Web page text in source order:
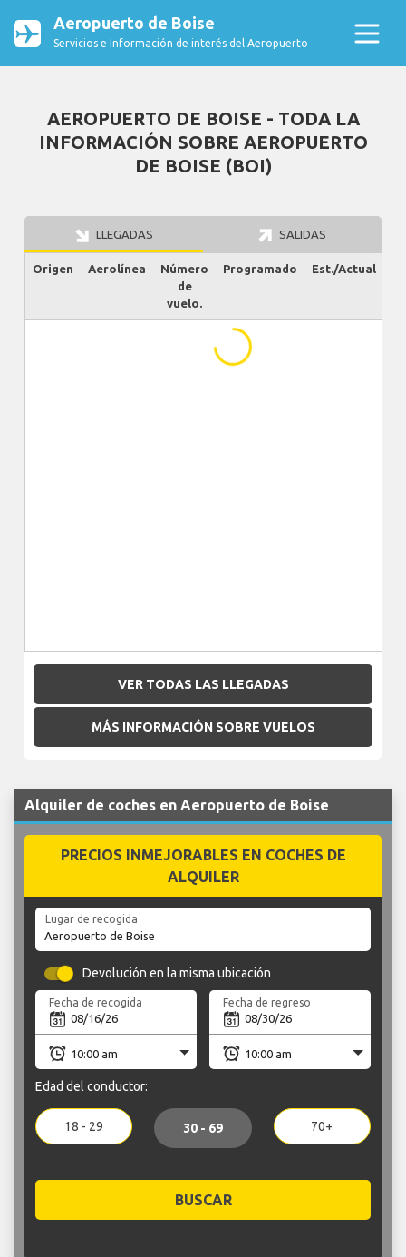
Aeropuerto de Boise
Servicios e Información de interés del Aeropuerto
AEROPUERTO DE BOISE - TODA LA
INFORMACIÓN SOBRE AEROPUERTO
DE BOISE (BOI)
LLEGADAS SALIDAS
Origen Aerolínea
Número
de
vuelo.
Programado Est./Actual
...
VER TODAS LAS LLEGADAS
MÁS INFORMACIÓN SOBRE VUELOS
Alquiler de coches en Aeropuerto de Boise
PRECIOS INMEJORABLES EN COCHES DE
ALQUILER
Lugar de recogida
Devolución en la misma ubicación
Fecha de recogida Fecha de regreso
Edad del conductor:
18 - 29 30 - 69 70+
BUSCAR